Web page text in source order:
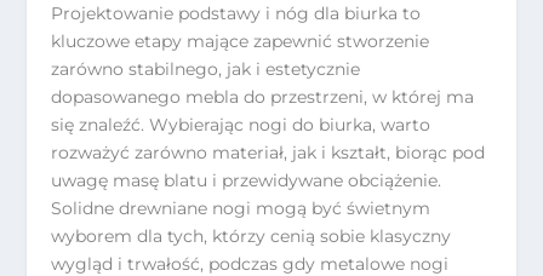
Projektowanie podstawy i nóg dla biurka to
kluczowe etapy mające zapewnić stworzenie
zarówno stabilnego, jak i estetycznie
dopasowanego mebla do przestrzeni, w której ma
się znaleźć. Wybierając nogi do biurka, warto
rozważyć zarówno materiał, jak i kształt, biorąc pod
uwagę masę blatu i przewidywane obciążenie.
Solidne drewniane nogi mogą być świetnym
wyborem dla tych, którzy cenią sobie klasyczny
wygląd i trwałość, podczas gdy metalowe nogi